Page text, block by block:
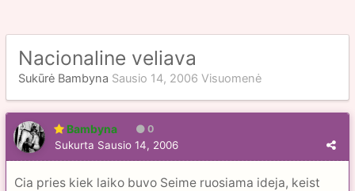
Nacionaline veliava
Sukūrė Bambyna Sausio 14, 2006 Visuomenė
Bambyna 0
Sukurta Sausio 14, 2006
Cia pries kiek laiko buvo Seime ruosiama ideja, keist